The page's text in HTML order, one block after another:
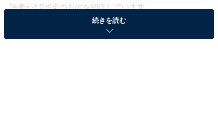
評価が4.0超えのものを紹介しています
この記事の執筆者： All About ニュース お買
続きを読む